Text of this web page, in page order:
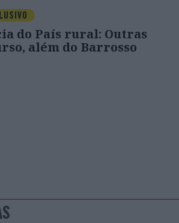
do País rural: Outras
além do Barrosso